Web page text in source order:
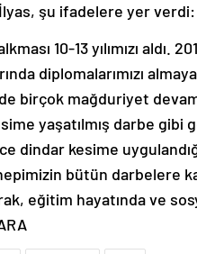
şu ifadelere yer verdi:
10-13 yılımızı
diplomalarımızı
birçok mağduriyet
yaşatılmış darbe gibi
dindar kesime
bütün darbelere
eğitim hayatında ve